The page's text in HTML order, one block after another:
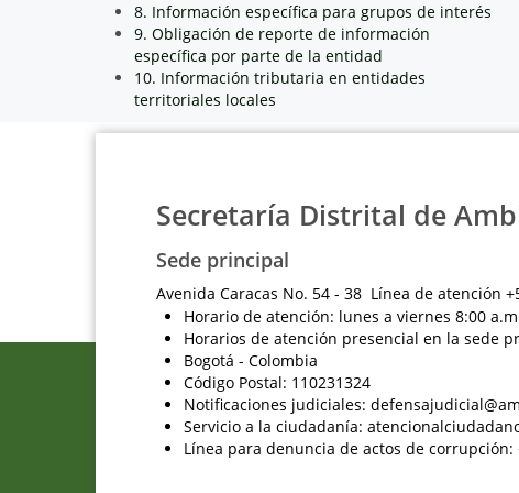
8. Información específica para grupos de interés
9. Obligación de reporte de información
específica por parte de la entidad
10. Información tributaria en entidades
territoriales locales
Secretaría Distrital de
Sede principal
Avenida Caracas No. 54 - 38 Línea de atención
Horario de atención: lunes a viernes 8:00
Horarios de atención presencial en la sede
Bogotá - Colombia
Código Postal: 110231324
Notificaciones judiciales:
Servicio a la ciudadanía:
Línea para denuncia de actos de corrupción: